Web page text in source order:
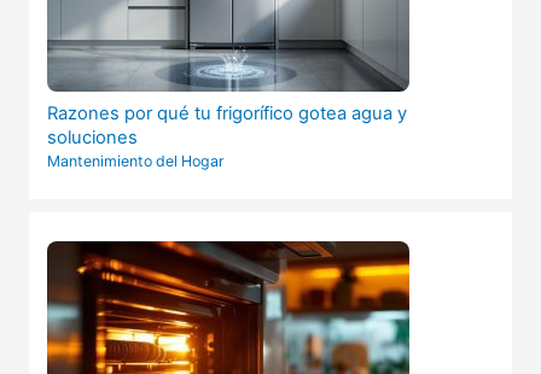
Razones por qué tu frigorífico gotea agua y
soluciones
Mantenimiento del Hogar